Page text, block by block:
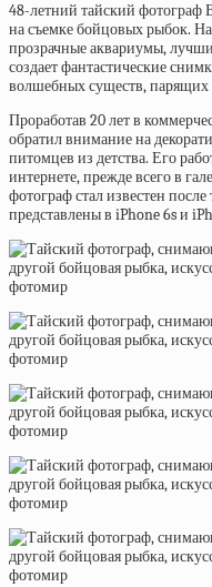
48-летний тайский фотограф
на съемке бойцовых рыбок.
прозрачные аквариумы,
создает фантастические
волшебных существ, парящих
Проработав 20 лет в
обратил внимание на
питомцев из детства. Его
интернете, прежде всего в
фотограф стал известен
представлены в iPhone 6s и